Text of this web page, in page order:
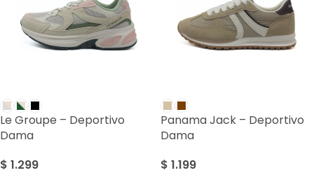
Le Groupe – Deportivo
Dama
$ 1.299
Panama Jack – Deportivo
Dama
$ 1.199